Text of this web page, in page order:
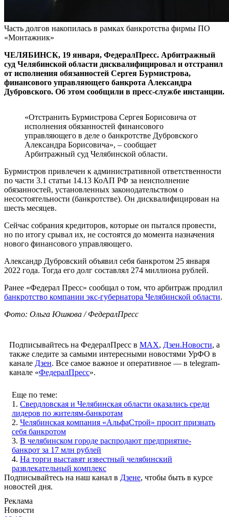
Часть долгов накопилась в рамках банкротства фирмы ПО
«Монтажник»
ЧЕЛЯБИНСК, 19 января, ФедералПресс. Арбитражный
суд Челябинской области дисквалифицировал и отстранил
от исполнения обязанностей Сергея Бурмистрова,
финансового управляющего банкрота Александра
Дубровского. Об этом сообщили в пресс-службе инстанции.
«Отстранить Бурмистрова Сергея Борисовича от
исполнения обязанностей финансового
управляющего в деле о банкротстве Дубровского
Александра Борисовича», – сообщает
Арбитражный суд Челябинской области.
Бурмистров привлечен к административной ответственности
по части 3.1 статьи 14.13 КоАП РФ за неисполнение
обязанностей, установленных законодательством о
несостоятельности (банкротстве). Он дисквалифицирован на
шесть месяцев.
Сейчас собрания кредиторов, которые он пытался провести,
но по итогу срывал их, не состоятся до момента назначения
нового финансового управляющего.
Александр Дубровский объявил себя банкротом 25 января
2022 года. Тогда его долг составлял 274 миллиона рублей.
Ранее «Федерал Пресс» сообщал о том, что арбитраж продлил
банкротство компании экс-губернатора Челябинской области.
Фото: Ольга Юшкова / ФедералПресс
Подписывайтесь на ФедералПресс в МАХ, Дзен.Новости, а
также следите за самыми интересными новостями УрФО в
канале Дзен. Все самое важное и оперативное — в telegram-
канале «ФедералПресс».
Еще по теме:
1. Свердловская и Челябинская области оказались среди
лидеров по жителям-банкротам
2. Челябинская компания «АльфаСтрой» просит признать
себя банкротом
3. В челябинском городе распродают предприятие-
банкрот за 17 млн рублей
4. На торги выставят известный челябинский
развлекательный комплекс
Подписывайтесь на наш канал в Дзене, чтобы быть в курсе
новостей дня.
Реклама
Новости